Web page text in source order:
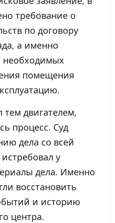
требование о
по договору
а именно
необходимых
помещения
тем двигателем,
процесс. Суд
дела со всей
у
дела. Именно
восстановить
и историю
центра.